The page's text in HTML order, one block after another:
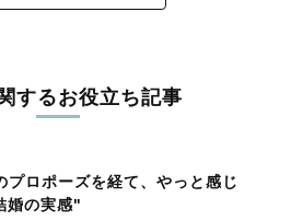
するお役立ち記事
プロポーズを経て、やっと感じ
婚の実感"